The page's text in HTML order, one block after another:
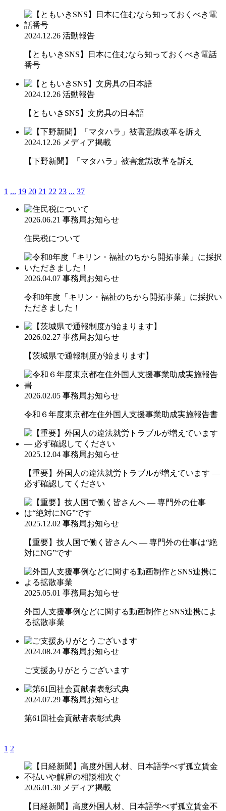
2024.12.26 活動報告
【ともいきSNS】日本に住むなら知っておくべき電話
番号
2024.12.26 活動報告
【ともいきSNS】文房具の日本語
2024.12.26 メディア掲載
【下野新聞】「マタハラ」被害意識改革を訴え
1 ... 19 20 21 22 23 ... 37
2026.06.21 事務局お知らせ
住民税について
2026.04.07 事務局お知らせ
令和8年度「キリン・福祉のちから開拓事業」に採択い
ただきました！
2026.02.27 事務局お知らせ
【茨城県で通報制度が始まります】
2026.02.05 事務局お知らせ
令和６年度東京都在住外国人支援事業助成実施報告書
2025.12.04 事務局お知らせ
【重要】外国人の違法就労トラブルが増えています ―
必ず確認してください
2025.12.02 事務局お知らせ
【重要】技人国で働く皆さんへ ― 専門外の仕事は“絶
対にNG”です
2025.05.01 事務局お知らせ
外国人支援事例などに関する動画制作とSNS連携によ
る拡散事業
2024.08.24 事務局お知らせ
ご支援ありがとうございます
2024.07.29 事務局お知らせ
第61回社会貢献者表彰式典
1 2
2026.01.30 メディア掲載
【日経新聞】高度外国人材、日本語学べず孤立賃金不